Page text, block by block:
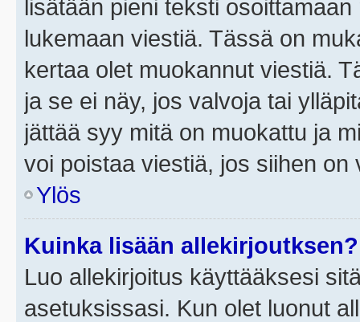
lisätään pieni teksti
lukemaan viestiä. Tässä on
kertaa olet muokannut viestiä.
ja se ei näy, jos valvoja tai
jättää syy mitä on muokattu ja
voi poistaa viestiä, jos siihen on
Ylös
Kuinka lisään allekirjoutksen?
Luo allekirjoitus käyttääksesi
asetuksissasi. Kun olet luonut